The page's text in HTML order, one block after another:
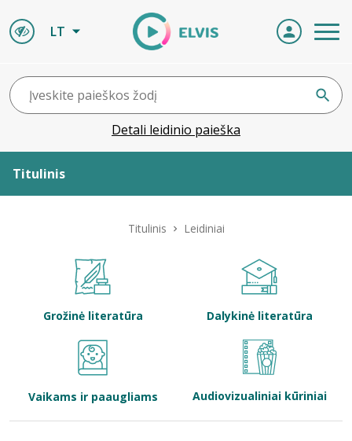
LT
Detali leidinio paieška
Titulinis
Bibliotekoms
Titulinis Leidiniai
Grožinė literatūra Dalykinė literatūra
Vaikams ir paaugliams Audiovizualiniai kūriniai